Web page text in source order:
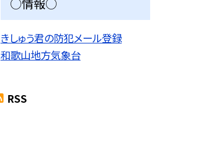
○情報○
きしゅう君の防犯メール登録
和歌山地方気象台
RSS